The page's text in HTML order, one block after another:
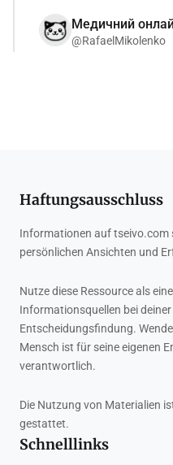
Медичний
@RafaelMikolenko
Haftungsausschluss
Informationen auf tseivo.com
persönlichen Ansichten und
Nutze diese Ressource als
Informationsquellen bei deiner
Entscheidungsfindung.
Mensch ist für seine eigenen
verantwortlich.
Die Nutzung von Materialien
gestattet.
Schnelllinks